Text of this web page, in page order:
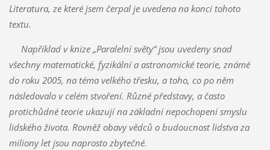
Literatura, ze které jsem čerpal je uvedena na konci tohoto
textu.
Například v knize „Paralelní světy“ jsou uvedeny snad
všechny matematické, fyzikální a astronomické teorie, známé
do roku 2005, na téma velkého třesku, a toho, co po něm
následovalo v celém stvoření. Různé představy, a často
protichůdné teorie ukazují na základní nepochopení smyslu
lidského života. Rovněž obavy vědců o budoucnost lidstva za
miliony let jsou naprosto zbytečné.